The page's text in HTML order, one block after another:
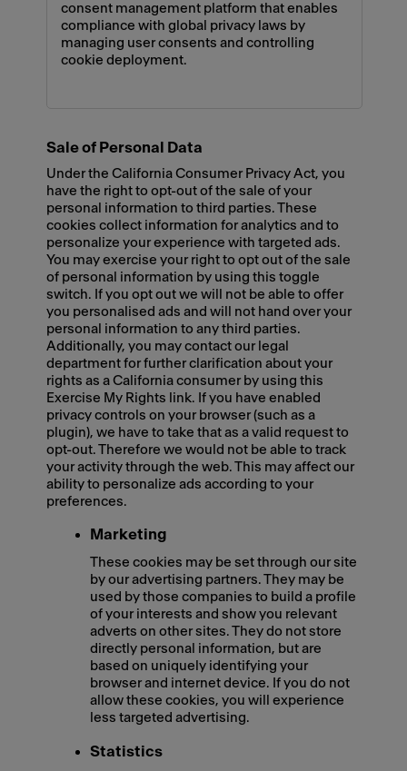
consent management platform that enables
compliance with global privacy laws by
managing user consents and controlling
cookie deployment.
Sale of Personal Data
Under the California Consumer Privacy Act, you
have the right to opt-out of the sale of your
personal information to third parties. These
cookies collect information for analytics and to
personalize your experience with targeted ads.
You may exercise your right to opt out of the sale
of personal information by using this toggle
switch. If you opt out we will not be able to offer
you personalised ads and will not hand over your
personal information to any third parties.
Additionally, you may contact our legal
department for further clarification about your
rights as a California consumer by using this
Exercise My Rights link. If you have enabled
privacy controls on your browser (such as a
plugin), we have to take that as a valid request to
opt-out. Therefore we would not be able to track
your activity through the web. This may affect our
ability to personalize ads according to your
preferences.
Marketing
These cookies may be set through our site
by our advertising partners. They may be
used by those companies to build a profile
of your interests and show you relevant
adverts on other sites. They do not store
directly personal information, but are
based on uniquely identifying your
browser and internet device. If you do not
allow these cookies, you will experience
less targeted advertising.
Statistics